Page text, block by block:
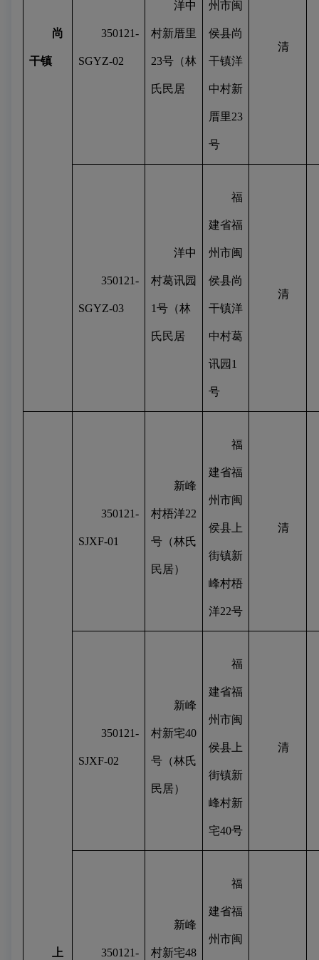
尚
干镇
350121-
SGYZ-02
洋中
村新厝里
23号（林
氏民居
州市闽
侯县尚
干镇洋
中村新
厝里23
号
清
350121-
SGYZ-03
洋中
村葛讯园
1号（林
氏民居
福
建省福
州市闽
侯县尚
干镇洋
中村葛
讯园 1
号
清
上
350121-
SJXF-01
新峰
村梧洋22
号（林氏
民居）
福
建省福
州市闽
侯县上
街镇新
峰村梧
洋22号
清
350121-
SJXF-02
新峰
村新宅40
号（林氏
民居）
福
建省福
州市闽
侯县上
街镇新
峰村新
宅40号
清
350121-
新峰
村新宅48
福
建省福
州市闽